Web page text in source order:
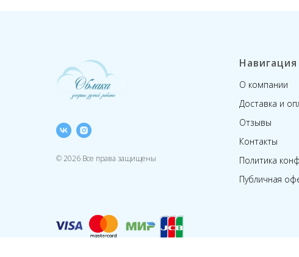
© 2026 Все права защищены
Навигация
О компании
Доставка и
Отзывы
Контакты
Политика
Публичная